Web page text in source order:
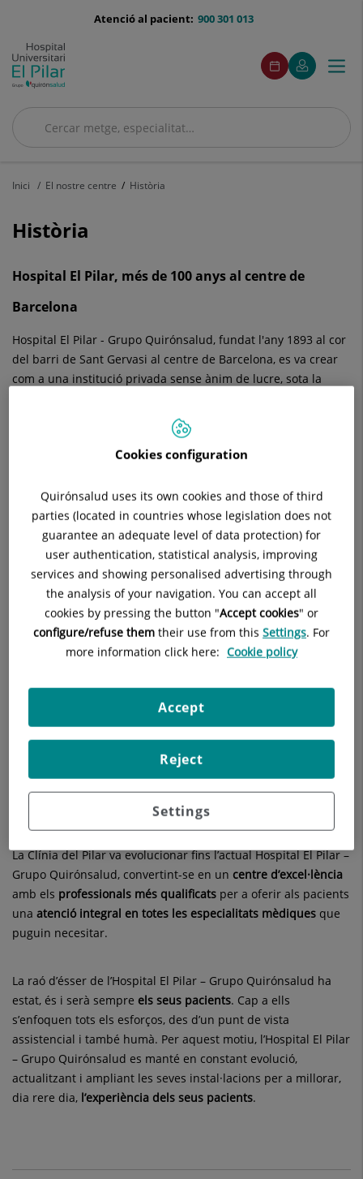
menu-
900 301 013
Atenció al pacient:
Cercar
Cercar
menuAcceso
Demaneu
cita
Aquest
enllaç
s'obrirà
finestra
El
meu
Aquest
enllaç
s'obrirà
finestra
Menú
Inici El nostre centre Història
Història
Hospital El Pilar, més de 100 anys al centre de
Barcelona
Hospital El Pilar - Grupo Quirónsalud, fundat l'any 1893 al cor
del barri de Sant Gervasi al centre de Barcelona, es va crear
com a una institució privada sense ànim de lucre, sota la
Al llarg de la seva història, l’antiga Clínica va formar part d'un
Ntra. Sra. del Rosari a Madrid, la Casa de Salut a València i
d'altres instal·lacions sanitàries als països en vies de
desenvolupament. Constava inicialment de diversos pavellons
aïllats. La seva missió fundacional era la de donar assistència
als mariners i a les persones en situació de vulnerabilitat de
la ciutat.
Amb successives ampliacions i remodelacions, als anys 80 va
adoptar l'estructura de dos pavellons de cinc plantes
2008, l'Institut Cardiovascular Sant Jordi (ICSJ) adquireix la
Clínica del Pilar, traslladant els seus professionals i tecnologia
a les instal·lacions de la clínica. Al 2014, la Clínica del Pilar
una important aposta de futur per a potenciar i ampliar la
cartera de serveis assistencials i consolidar la situació de
l’Hospital com a centre hospitalària de referència a Barcelona.
La Clínia del Pilar va evolucionar fins l’actual Hospital El Pilar –
Grupo Quirónsalud, convertint-se en un centre d’excel·lència
amb els professionals més qualificats per a oferir als pacients
una atenció integral en totes les especialitats mèdiques que
puguin necesitar.
La raó d’ésser de l’Hospital El Pilar – Grupo Quirónsalud ha
estat, és i serà sempre els seus pacients. Cap a ells
s’enfoquen tots els esforços, des d’un punt de vista
assistencial i també humà. Per aquest motiu, l’Hospital El Pilar
– Grupo Quirónsalud es manté en constant evolució,
actualitzant i ampliant les seves instal·lacions per a millorar,
dia rere dia, l’experiència dels seus pacients.
Cookies configuration
Quirónsalud uses its own cookies and those of third
parties (located in countries whose legislation does not
guarantee an adequate level of data protection) for
user authentication, statistical analysis, improving
services and showing personalised advertising through
the analysis of your navigation. You can accept all
cookies by pressing the button "Accept cookies" or
configure/refuse them their use from this Settings. For
more information click here: Cookie policy
Settings
Reject
Accept